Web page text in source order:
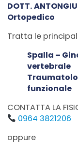
DOTT.
Ortopedico
Tratta le
Spalla –
vertebrale
funzionale
CONTATTA LA
0964 3821206
oppure